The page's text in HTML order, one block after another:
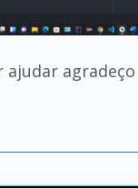
ajudar agradeço